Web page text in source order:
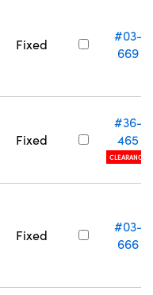
Fixed
#03-
669
Fixed
#36-
465
CLEARANCE
Fixed
#03-
666